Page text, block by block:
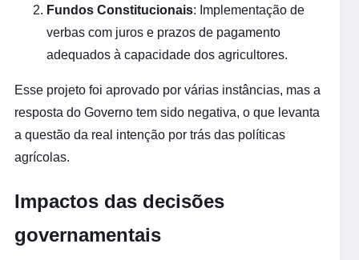
Fundos Constitucionais: Implementação de
verbas com juros e prazos de pagamento
adequados à capacidade dos agricultores.
Esse projeto foi aprovado por várias instâncias, mas a
resposta do Governo tem sido negativa, o que levanta
a questão da real intenção por trás das políticas
agrícolas.
Impactos das decisões
governamentais